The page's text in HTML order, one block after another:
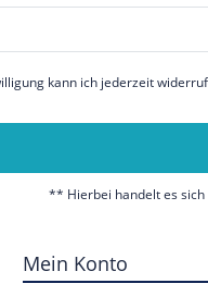
kann ich jederzeit
** Hierbei handelt es
Mein Konto